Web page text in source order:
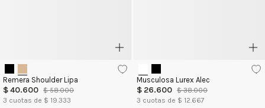
Remera Shoulder Lipa
$40.600 $ 58.000
3 cuotas de $ 19.333
Musculosa Lurex Alec
$ 26.600 $ 38.000
3 cuotas de $ 12.667